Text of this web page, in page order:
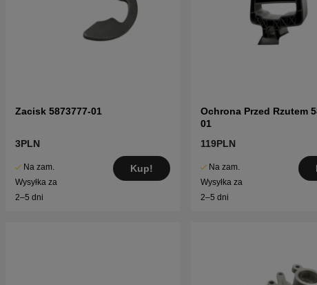
Zacisk 5873777-01
3PLN
Na zam.
Wysyłka za
2–5 dni
Kup!
Ochrona Przed Rzutem
01
119PLN
Na zam.
Wysyłka za
2–5 dni